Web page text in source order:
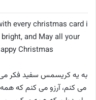
every christmas card i
and May all your
Christmas»
به یه کریسمس سفید فکر می
می کنم، آرزو می کنم که